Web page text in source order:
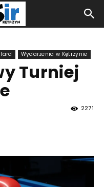
Wydarzenia w Kętrzynie
Turniej
2271